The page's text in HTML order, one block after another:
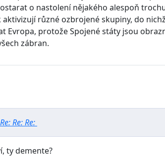
o nastolení nějakého alespoň
různé ozbrojené skupiny, do
Evropa, protože Spojené státy jsou
zábran.
Re: Re:
ty demente?